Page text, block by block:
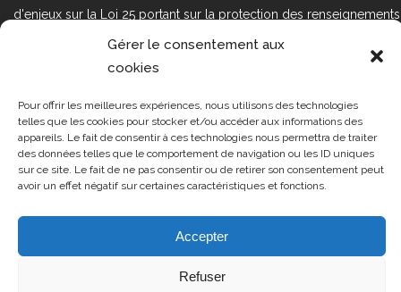
Gérer le consentement aux
cookies
Pour offrir les meilleures expériences, nous utilisons des technologies
telles que les cookies pour stocker et/ou accéder aux informations des
appareils. Le fait de consentir à ces technologies nous permettra de traiter
des données telles que le comportement de navigation ou les ID uniques
sur ce site. Le fait de ne pas consentir ou de retirer son consentement peut
avoir un effet négatif sur certaines caractéristiques et fonctions.
Accepter
Refuser
d'enjeux sur la Loi 25 portant sur la protection des renseignements
personnels dans le secteur privé, veuillez communiquer avec
nous à l'adresse courriel suivant : loi25@cprmv.org Pour en savoir
Tous droits réservés @2019 CPRMV
| Centre de prévention de la
radicalisation menant à la violence
(CPRMV)